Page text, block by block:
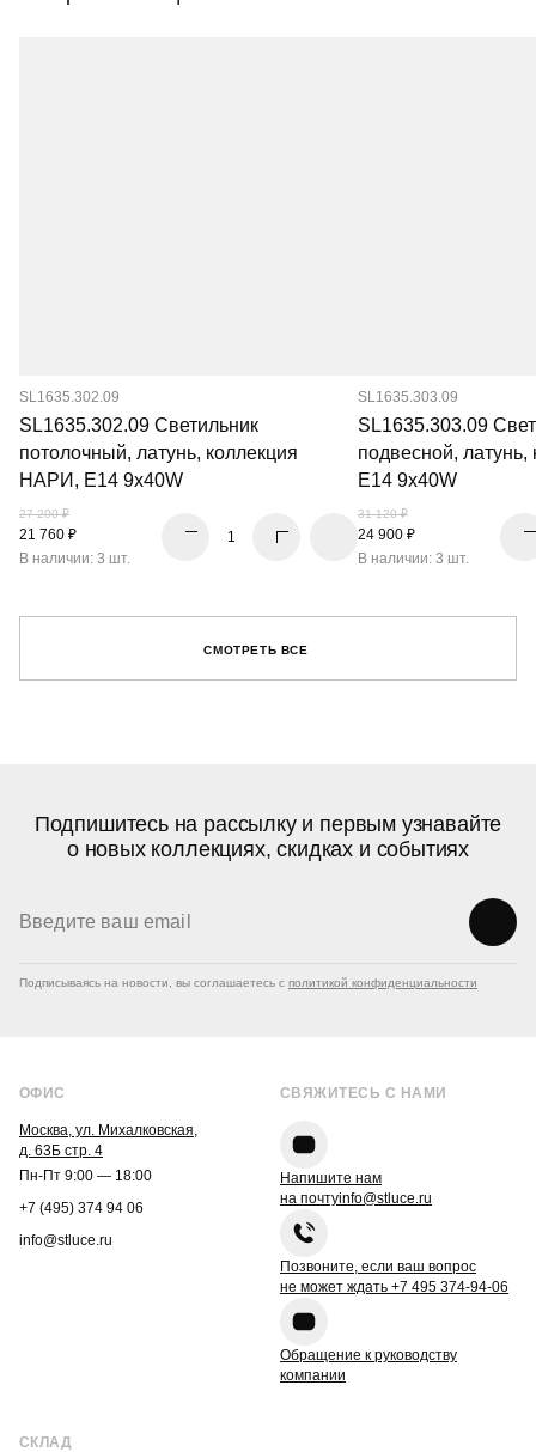
SL1635.302.09
SL1635.302.09 Светильник
потолочный, латунь, коллекция
НАРИ, E14 9x40W
27 200 ₽
21 760 ₽
В наличии: 3 шт.
SL1635.303.09
SL1635.303.09
подвесной,
E14 9x40W
31 120 ₽
24 900 ₽
В наличии: 3 шт.
СМОТРЕТЬ ВСЕ
Подпишитесь на рассылку и первым узнавайте
о новых коллекциях, скидках и событиях
Подписываясь на новости, вы соглашаетесь с политикой конфиденциальности
ОФИС
Москва, ул. Михалковская,
д. 63Б стр. 4
Пн-Пт 9:00 — 18:00
+7 (495) 374 94 06
info@stluce.ru
СВЯЖИТЕСЬ С НАМИ
Напишите нам
на почтуinfo@stluce.ru
Позвоните, если ваш вопрос
не может ждать +7 495 374-94-06
Обращение к руководству
компании
СКЛАД